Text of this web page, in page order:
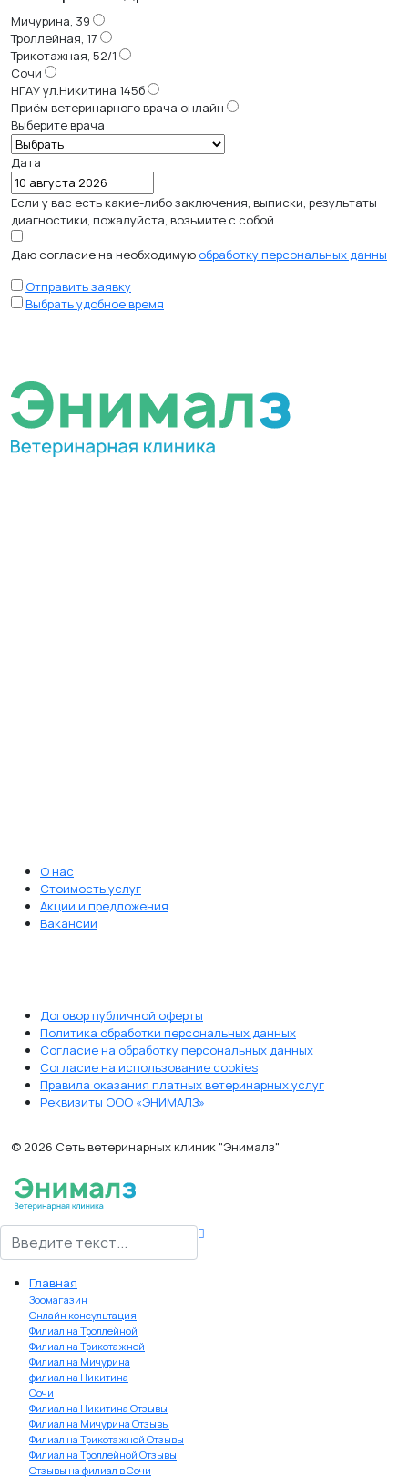
Мичурина, 39
Троллейная, 17
Трикотажная, 52/1
Сочи
НГАУ ул.Никитина 145б
Приём ветеринарного врача онлайн
Выберите врача
Дата
Если у вас есть какие-либо заключения, выписки, результаты
диагностики, пожалуйста, возьмите с собой.
Даю согласие на необходимую обработку персональных данны
Отправить заявку
Выбрать удобное время
О нас
Стоимость услуг
Акции и предложения
Вакансии
Договор публичной оферты
Политика обработки персональных данных
Согласие на обработку персональных данных
Согласие на использование cookies
Правила оказания платных ветеринарных услуг
Реквизиты ООО «ЭНИМАЛЗ»
© 2026 Сеть ветеринарных клиник "Энималз"
Поиск
Главная
Зоомагазин
Онлайн консультация
Филиал на Троллейной
Филиал на Трикотажной
Филиал на Мичурина
филиал на Никитина
Сочи
Филиал на Никитина Отзывы
Филиал на Мичурина Отзывы
Филиал на Трикотажной Отзывы
Филиал на Троллейной Отзывы
Отзывы на филиал в Сочи